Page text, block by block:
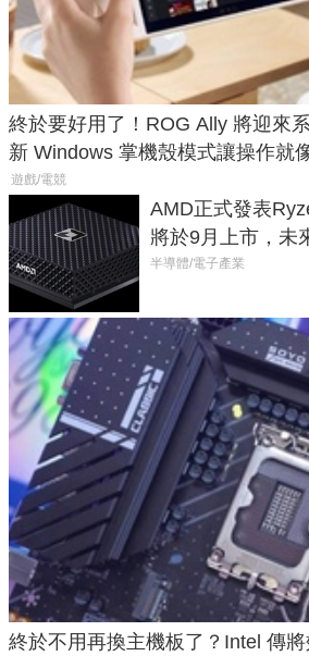
終於要好用了！ROG Ally 將迎來
新 Windows 掌機殼模式讓操作就
遊戲/電競
AMD正式發表
將於9月上市，未
Max系列處理器與
半導體/電子產業
終於不用再換主機板了？Intel 傳